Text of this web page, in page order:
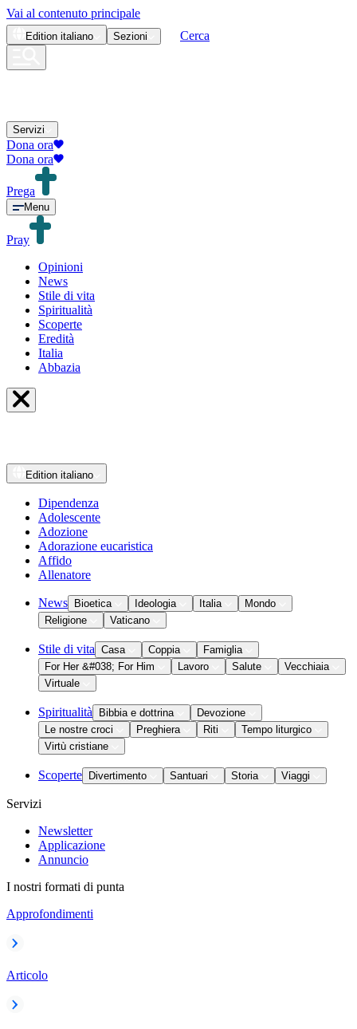
Vai al contenuto principale
Edition italiano Sezioni Cerca
Servizi
Dona ora
Dona ora
Prega
Menu
Pray
Opinioni
News
Stile di vita
Spiritualità
Scoperte
Eredità
Italia
Abbazia
Edition italiano
Dipendenza
Adolescente
Adozione
Adorazione eucaristica
Affido
Allenatore
News Bioetica Ideologia Italia
Mondo
Religione
Vaticano
Stile di vita Casa Coppia
Famiglia
For Her &#038; For Him
Lavoro Salute
Vecchiaia
Virtuale
Spiritualità Bibbia e dottrina
Devozione
Le nostre croci
Preghiera Riti
Tempo liturgico
Virtù cristiane
Scoperte Divertimento Santuari Storia Viaggi
Servizi
Newsletter
Applicazione
Annuncio
I nostri formati di punta
Approfondimenti
Articolo